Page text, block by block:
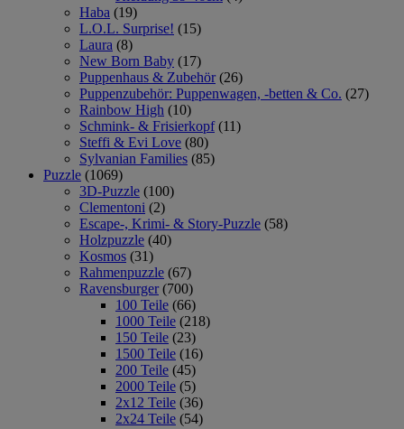
Haba (19)
L.O.L. Surprise! (15)
Laura (8)
New Born Baby (17)
Puppenhaus & Zubehör (26)
Puppenzubehör: Puppenwagen, -betten & Co. (27)
Rainbow High (10)
Schmink- & Frisierkopf (11)
Steffi & Evi Love (80)
Sylvanian Families (85)
Puzzle (1069)
3D-Puzzle (100)
Clementoni (2)
Escape-, Krimi- & Story-Puzzle (58)
Holzpuzzle (40)
Kosmos (31)
Rahmenpuzzle (67)
Ravensburger (700)
100 Teile (66)
1000 Teile (218)
150 Teile (23)
1500 Teile (16)
200 Teile (45)
2000 Teile (5)
2x12 Teile (36)
2x24 Teile (54)